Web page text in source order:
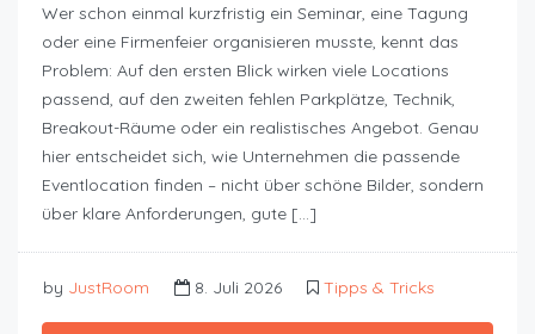
Wer schon einmal kurzfristig ein Seminar, eine Tagung
oder eine Firmenfeier organisieren musste, kennt das
Problem: Auf den ersten Blick wirken viele Locations
passend, auf den zweiten fehlen Parkplätze, Technik,
Breakout-Räume oder ein realistisches Angebot. Genau
hier entscheidet sich, wie Unternehmen die passende
Eventlocation finden – nicht über schöne Bilder, sondern
über klare Anforderungen, gute […]
by JustRoom 8. Juli 2026 Tipps & Tricks